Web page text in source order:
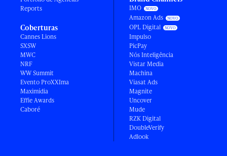
Reports
Coberturas
Cannes Lions
SXSW
MWC
NRF
WW Summit
Evento ProXXIma
Maximídia
Effie Awards
Caboré
IMO
Amazon Ads
OPL Digital
Impulso
PicPay
Nós Inteligência
Vistar Media
Machina
Viasat Ads
Magnite
Uncover
Mude
RZK Digital
DoubleVerify
Adlook